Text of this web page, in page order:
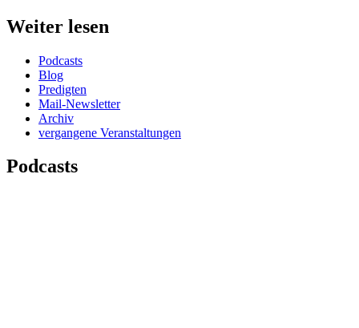
Weiter lesen
Podcasts
Blog
Predigten
Mail-Newsletter
Archiv
vergangene Veranstaltungen
Podcasts